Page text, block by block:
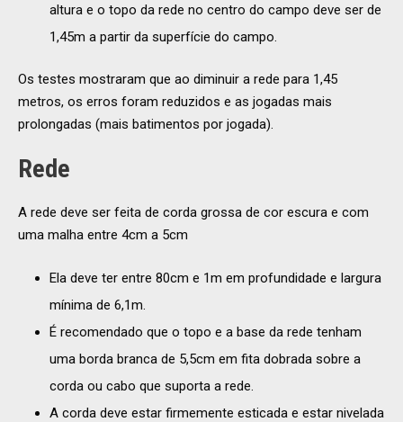
altura e o topo da rede no centro do campo deve ser de
1,45m a partir da superfície do campo.
Os testes mostraram que ao diminuir a rede para 1,45
metros, os erros foram reduzidos e as jogadas mais
prolongadas (mais batimentos por jogada).
Rede
A rede deve ser feita de corda grossa de cor escura e com
uma malha entre 4cm a 5cm
Ela deve ter entre 80cm e 1m em profundidade e largura
mínima de 6,1m.
É recomendado que o topo e a base da rede tenham
uma borda branca de 5,5cm em fita dobrada sobre a
corda ou cabo que suporta a rede.
A corda deve estar firmemente esticada e estar nivelada